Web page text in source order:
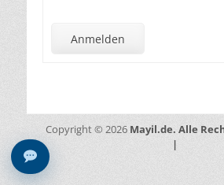
Anmelden
Mayil.de